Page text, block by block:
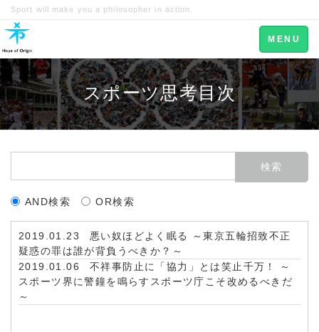
Sport will make you a philosopher in action.
Toggle
navigation
MENU
スポーツ思考目次
AND検索 OR検索
2019.01.23
悪い奴ほどよく眠る ～東京五輪招致不正
疑惑の罪は誰が背負うべきか？～
2019.01.06
不祥事防止に「協力」とは笑止千万！ ～
スポーツ界に警鐘を鳴らすスポーツ庁こそ改めるべきだ
～